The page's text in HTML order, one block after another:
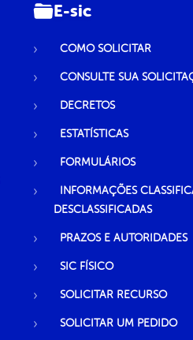
E-sic
COMO SOLICITAR
CONSULTE SUA
DECRETOS
ESTATÍSTICAS
FORMULÁRIOS
INFORMAÇÕES
DESCLASSIFICADAS
PRAZOS E AUTORIDADES
SIC FÍSICO
SOLICITAR RECURSO
SOLICITAR UM PEDIDO